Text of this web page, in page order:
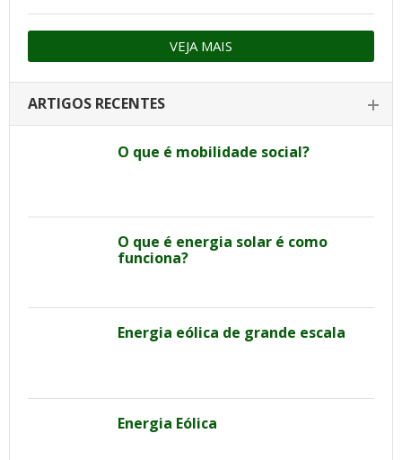
VEJA MAIS
ARTIGOS RECENTES
O que é mobilidade social?
O que é energia solar é como
funciona?
Energia eólica de grande escala
Energia Eólica